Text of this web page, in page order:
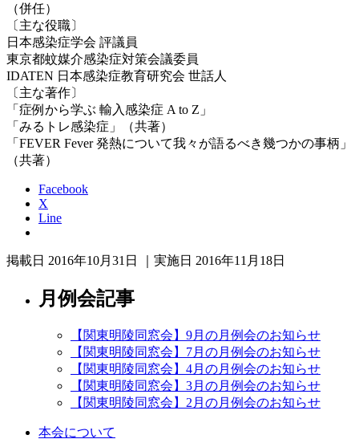
（併任）
〔主な役職〕
日本感染症学会 評議員
東京都蚊媒介感染症対策会議委員
IDATEN 日本感染症教育研究会 世話人
〔主な著作〕
「症例から学ぶ 輸入感染症 A to Z」
「みるトレ感染症」（共著）
「FEVER Fever 発熱について我々が語るべき幾つかの事柄」
（共著）
Facebook
X
Line
掲載日 2016年10月31日 ｜実施日 2016年11月18日
月例会記事
【関東明陵同窓会】9月の月例会のお知らせ
【関東明陵同窓会】7月の月例会のお知らせ
【関東明陵同窓会】4月の月例会のお知らせ
【関東明陵同窓会】3月の月例会のお知らせ
【関東明陵同窓会】2月の月例会のお知らせ
本会について